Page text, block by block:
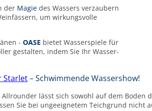
der Magie des Wassers verzaubern
um wirkungsvolle
- OASE bietet Wasserspiele für
gestalten, indem Sie Ihr Wasser-
Starlet– Schwimmende Wassershow!
Allrounder lässt sich sowohl auf dem Boden
Sie bei ungeeignetem Teichgrund nicht